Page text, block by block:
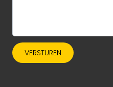
VERSTUREN